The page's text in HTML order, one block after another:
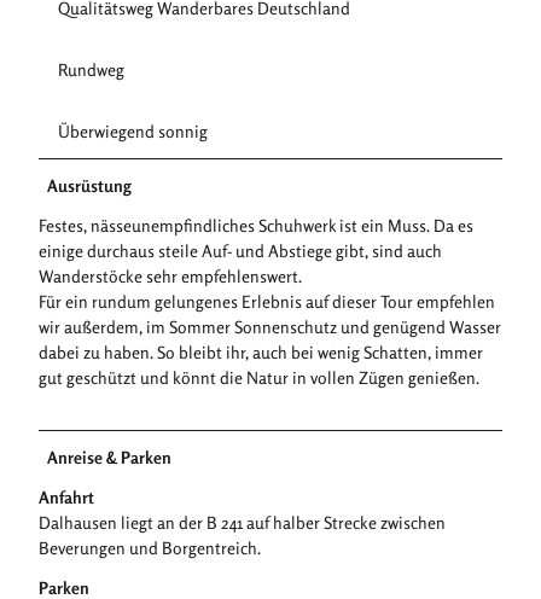
Qualitätsweg Wanderbares Deutschland
Rundweg
Überwiegend sonnig
Ausrüstung
Festes, nässeunempfindliches Schuhwerk ist ein Muss. Da es
einige durchaus steile Auf- und Abstiege gibt, sind auch
Wanderstöcke sehr empfehlenswert.
Für ein rundum gelungenes Erlebnis auf dieser Tour empfehlen
wir außerdem, im Sommer Sonnenschutz und genügend Wasser
dabei zu haben. So bleibt ihr, auch bei wenig Schatten, immer
gut geschützt und könnt die Natur in vollen Zügen genießen.
Anreise & Parken
Anfahrt
Dalhausen liegt an der B 241 auf halber Strecke zwischen
Beverungen und Borgentreich.
Parken